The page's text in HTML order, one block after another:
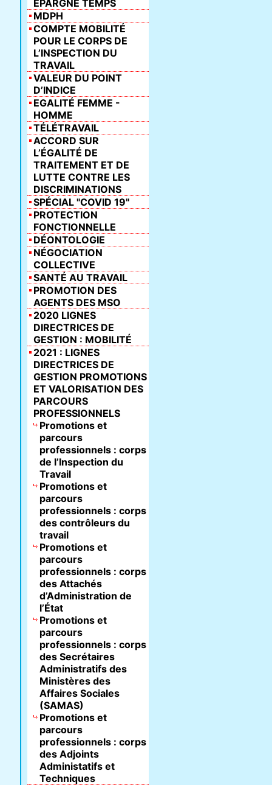
ÉPARGNE TEMPS
MDPH
COMPTE MOBILITÉ
POUR LE CORPS DE
L’INSPECTION DU
TRAVAIL
VALEUR DU POINT
D’INDICE
EGALITÉ FEMME -
HOMME
TÉLÉTRAVAIL
ACCORD SUR
L’ÉGALITÉ DE
TRAITEMENT ET DE
LUTTE CONTRE LES
DISCRIMINATIONS
SPÉCIAL "COVID 19"
PROTECTION
FONCTIONNELLE
DÉONTOLOGIE
NÉGOCIATION
COLLECTIVE
SANTÉ AU TRAVAIL
PROMOTION DES
AGENTS DES MSO
2020 LIGNES
DIRECTRICES DE
GESTION : MOBILITÉ
2021 : LIGNES
DIRECTRICES DE
GESTION PROMOTIONS
ET VALORISATION DES
PARCOURS
PROFESSIONNELS
Promotions et
parcours
professionnels : corps
de l’Inspection du
Travail
Promotions et
parcours
professionnels : corps
des contrôleurs du
travail
Promotions et
parcours
professionnels : corps
des Attachés
d’Administration de
l’État
Promotions et
parcours
professionnels : corps
des Secrétaires
Administratifs des
Ministères des
Affaires Sociales
(SAMAS)
Promotions et
parcours
professionnels : corps
des Adjoints
Administatifs et
Techniques